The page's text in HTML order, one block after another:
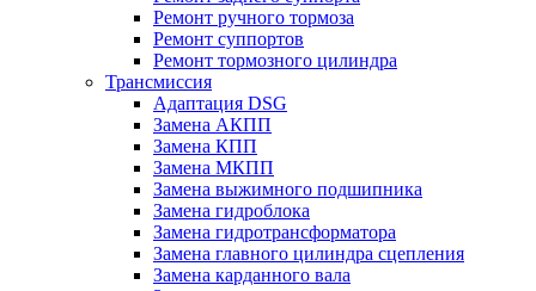
Ремонт ручного тормоза
Ремонт суппортов
Ремонт тормозного цилиндра
Трансмиссия
Адаптация DSG
Замена АКПП
Замена КПП
Замена МКПП
Замена выжимного подшипника
Замена гидроблока
Замена гидротрансформатора
Замена главного цилиндра сцепления
Замена карданного вала